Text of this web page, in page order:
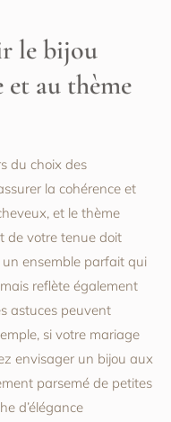
le bijou
et au thème
du choix des
la cohérence et
et le thème
de votre tenue doit
ensemble parfait qui
reflète également
astuces peuvent
si votre mariage
envisager un bijou aux
parsemé de petites
d’élégance